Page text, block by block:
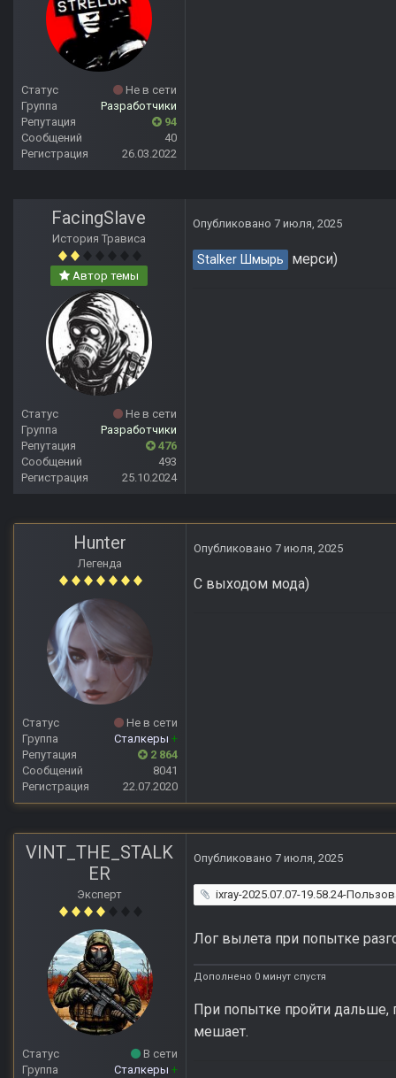
Статус
Не в сети
Группа
Разработчики
Репутация
94
Сообщений
40
Регистрация
26.03.2022
FacingSlave
История Трависа
Автор темы
Статус
Не в сети
Группа
Разработчики
Репутация
476
Сообщений
493
Регистрация
25.10.2024
Опубликовано 7 июля, 2025
Stalker Шмырь мерси)
Hunter
Легенда
Статус
Не в сети
Группа
Сталкеры +
Репутация
2 864
Сообщений
8041
Регистрация
22.07.2020
Опубликовано 7 июля, 2025
С выходом мода)
VINT_THE_STALK
ER
Эксперт
Статус
В сети
Группа
Сталкеры +
Опубликовано 7 июля, 2025
ixray-2025.07.07-19.58.24-
Лог вылета при попытке
Дополнено 0 минут спустя
При попытке пройти дальше,
мешает.